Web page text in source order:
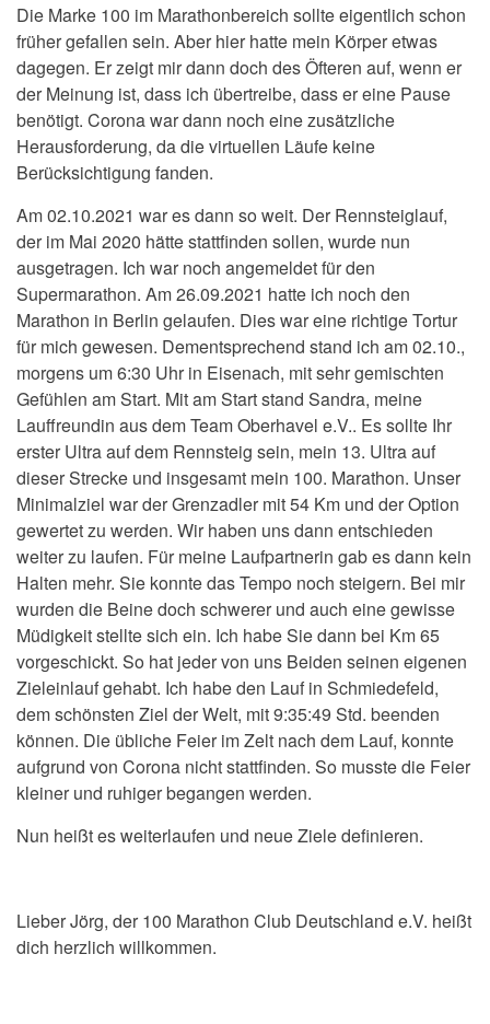
Die Marke 100 im Marathonbereich sollte eigentlich schon
früher gefallen sein. Aber hier hatte mein Körper etwas
dagegen. Er zeigt mir dann doch des Öfteren auf, wenn er
der Meinung ist, dass ich übertreibe, dass er eine Pause
benötigt. Corona war dann noch eine zusätzliche
Herausforderung, da die virtuellen Läufe keine
Berücksichtigung fanden.
Am 02.10.2021 war es dann so weit. Der Rennsteiglauf,
der im Mai 2020 hätte stattfinden sollen, wurde nun
ausgetragen. Ich war noch angemeldet für den
Supermarathon. Am 26.09.2021 hatte ich noch den
Marathon in Berlin gelaufen. Dies war eine richtige Tortur
für mich gewesen. Dementsprechend stand ich am 02.10.,
morgens um 6:30 Uhr in Eisenach, mit sehr gemischten
Gefühlen am Start. Mit am Start stand Sandra, meine
Lauffreundin aus dem Team Oberhavel e.V.. Es sollte Ihr
erster Ultra auf dem Rennsteig sein, mein 13. Ultra auf
dieser Strecke und insgesamt mein 100. Marathon. Unser
Minimalziel war der Grenzadler mit 54 Km und der Option
gewertet zu werden. Wir haben uns dann entschieden
weiter zu laufen. Für meine Laufpartnerin gab es dann kein
Halten mehr. Sie konnte das Tempo noch steigern. Bei mir
wurden die Beine doch schwerer und auch eine gewisse
Müdigkeit stellte sich ein. Ich habe Sie dann bei Km 65
vorgeschickt. So hat jeder von uns Beiden seinen eigenen
Zieleinlauf gehabt. Ich habe den Lauf in Schmiedefeld,
dem schönsten Ziel der Welt, mit 9:35:49 Std. beenden
können. Die übliche Feier im Zelt nach dem Lauf, konnte
aufgrund von Corona nicht stattfinden. So musste die Feier
kleiner und ruhiger begangen werden.
Nun heißt es weiterlaufen und neue Ziele definieren.
Lieber Jörg, der 100 Marathon Club Deutschland e.V. heißt
dich herzlich willkommen.